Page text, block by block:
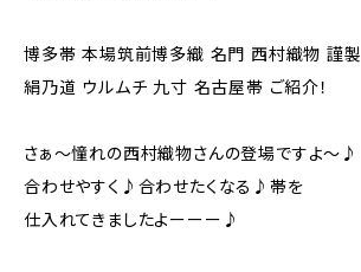
博多帯 本場筑前博多織 名門 西村織物 謹製
絹乃道 ウルムチ 九寸 名古屋帯 ご紹介！
さぁ～憧れの西村織物さんの登場ですよ～♪
合わせやすく♪合わせたくなる♪帯を
仕入れてきましたよーーー♪